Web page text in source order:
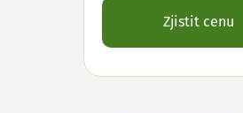
Zjistit cenu